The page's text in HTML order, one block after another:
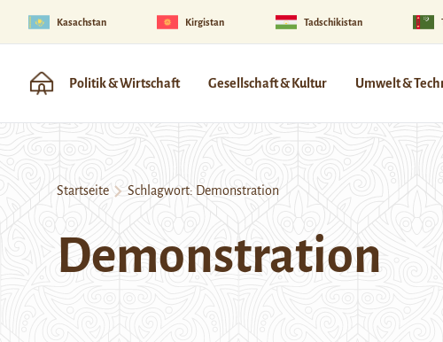
Kasachstan Kirgistan Tadschikistan
Politik & Wirtschaft Gesellschaft & Kultur Umwelt &
Startseite Schlagwort: Demonstration
Demonstration